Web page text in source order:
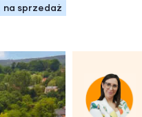
na sprzedaż